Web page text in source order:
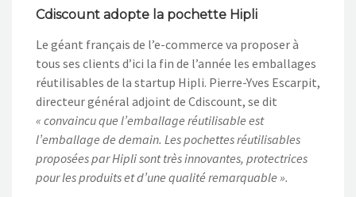
Cdiscount adopte la pochette Hipli
Le géant français de l’e-commerce va proposer à
tous ses clients d’ici la fin de l’année les emballages
réutilisables de la startup Hipli. Pierre-Yves Escarpit,
directeur général adjoint de Cdiscount, se dit
« convaincu que l’emballage réutilisable est
l’emballage de demain. Les pochettes réutilisables
proposées par Hipli sont très innovantes, protectrices
pour les produits et d’une qualité remarquable ».